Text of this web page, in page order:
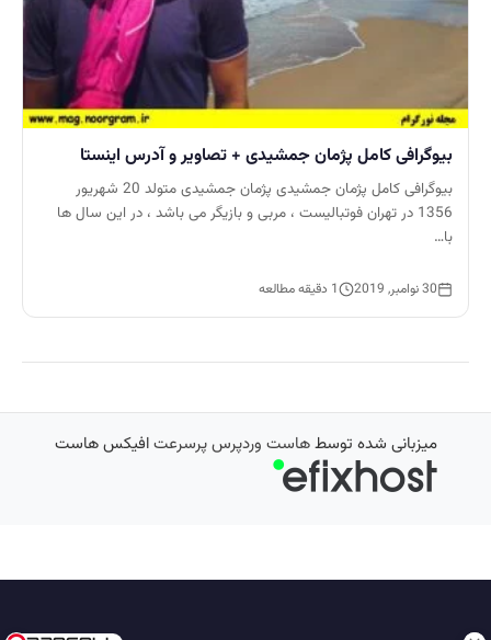
بیوگرافی کامل پژمان جمشیدی + تصاویر و آدرس اینستا
بیوگرافی کامل پژمان جمشیدی پژمان جمشیدی متولد 20 شهریور
1356 در تهران فوتبالیست ، مربی و بازیگر می باشد ، در این سال ها
با…
30 نوامبر, 2019 1 دقیقه مطالعه
میزبانی شده توسطهاست وردپرس پرسرعتافیکس هاست